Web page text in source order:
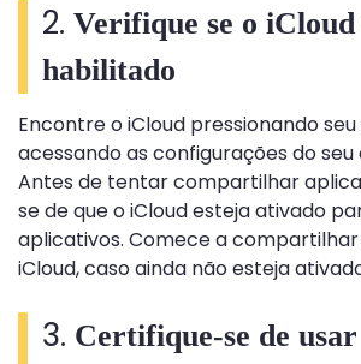
2. Verifique se o iCloud
habilitado
Encontre o iCloud pressionando
acessando as configurações do seu
Antes de tentar compartilhar
se de que o iCloud esteja ativado
aplicativos. Comece a
iCloud, caso ainda não esteja
3. Certifique-se de